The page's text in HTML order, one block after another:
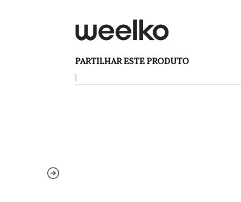
PARTILHAR ESTE PRODUTO
|